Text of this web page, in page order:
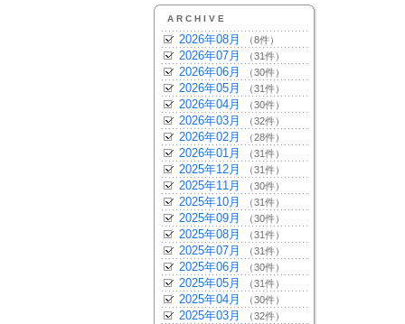
ARCHIVE
2026年08月 （8件）
2026年07月 （31件）
2026年06月 （30件）
2026年05月 （31件）
2026年04月 （30件）
2026年03月 （32件）
2026年02月 （28件）
2026年01月 （31件）
2025年12月 （31件）
2025年11月 （30件）
2025年10月 （31件）
2025年09月 （30件）
2025年08月 （31件）
2025年07月 （31件）
2025年06月 （30件）
2025年05月 （31件）
2025年04月 （30件）
2025年03月 （32件）